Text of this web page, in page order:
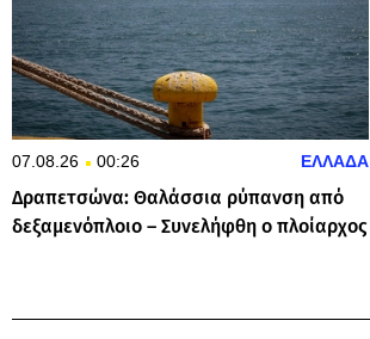
07.08.26 00:26 ΕΛΛΑΔΑ
Δραπετσώνα: Θαλάσσια ρύπανση από
δεξαμενόπλοιο – Συνελήφθη ο πλοίαρχος